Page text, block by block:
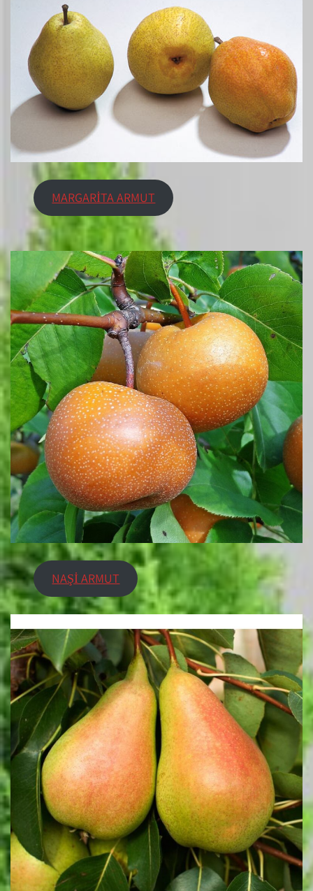
MARGARİTA ARMUT
NAŞİ ARMUT